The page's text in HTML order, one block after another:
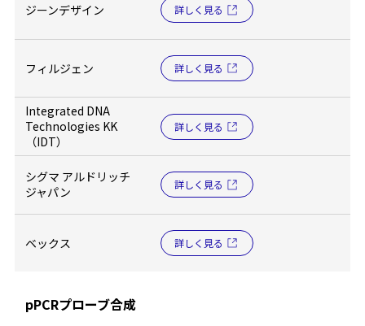
ジーンデザイン 詳しく見る
フィルジェン 詳しく見る
Integrated DNA
Technologies KK
（IDT）
詳しく見る
シグマ アルドリッチ
ジャパン
詳しく見る
ベックス 詳しく見る
pPCRプローブ合成